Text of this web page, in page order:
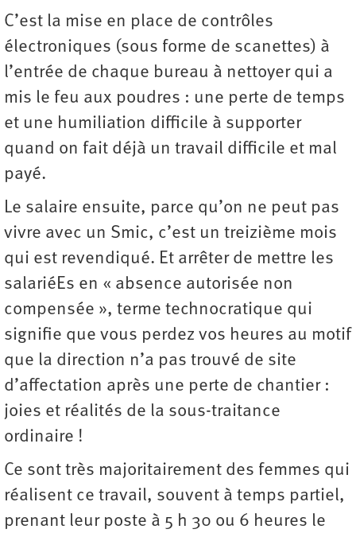
C’est la mise en place de contrôles
électroniques (sous forme de scanettes) à
l’entrée de chaque bureau à nettoyer qui a
mis le feu aux poudres : une perte de temps
et une humiliation difficile à supporter
quand on fait déjà un travail difficile et mal
payé.
Le salaire ensuite, parce qu’on ne peut pas
vivre avec un Smic, c’est un treizième mois
qui est revendiqué. Et arrêter de mettre les
salariéEs en « absence autorisée non
compensée », terme technocratique qui
signifie que vous perdez vos heures au motif
que la direction n’a pas trouvé de site
d’affectation après une perte de chantier :
joies et réalités de la sous-traitance
ordinaire !
Ce sont très majoritairement des femmes qui
réalisent ce travail, souvent à temps partiel,
prenant leur poste à 5 h 30 ou 6 heures le